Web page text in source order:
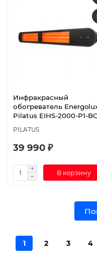
Инфракрасный
обогреватель
Pilatus EIHS-2000-P1-
PILATUS
39 990 ₽
В корзину
1 2 3 4